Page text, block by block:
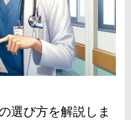
選び方を解説しま